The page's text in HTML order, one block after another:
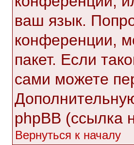
ваш язык.
конференции,
пакет. Если
сами можете
phpBB (ссылка
Вернуться к началу